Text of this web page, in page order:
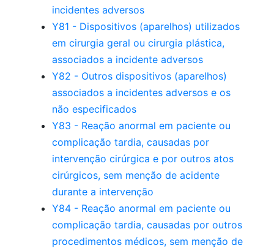
incidentes adversos
Y81 - Dispositivos (aparelhos) utilizados
em cirurgia geral ou cirurgia plástica,
associados a incidente adversos
Y82 - Outros dispositivos (aparelhos)
associados a incidentes adversos e os
não especificados
Y83 - Reação anormal em paciente ou
complicação tardia, causadas por
intervenção cirúrgica e por outros atos
cirúrgicos, sem menção de acidente
durante a intervenção
Y84 - Reação anormal em paciente ou
complicação tardia, causadas por outros
procedimentos médicos, sem menção de